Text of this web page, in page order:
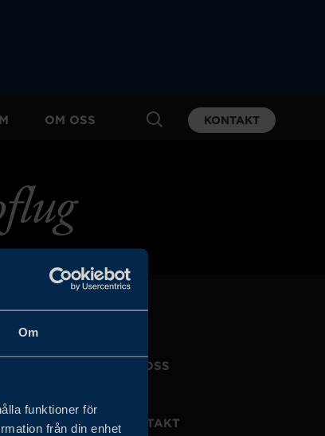
Om
funktioner för
från din enhet
OM OSS KONTAKT
OM OSS
KONTAKT